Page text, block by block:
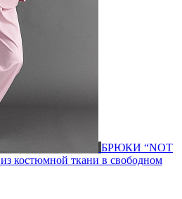
БРЮКИ “NOT
из костюмной ткани в свободном